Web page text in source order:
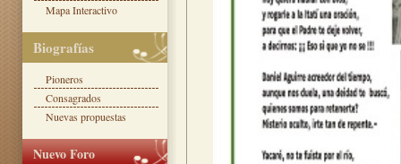
Mapa Interactivo
Biografías
Pioneros
Consagrados
Nuevas propuestas
Nuevo Foro